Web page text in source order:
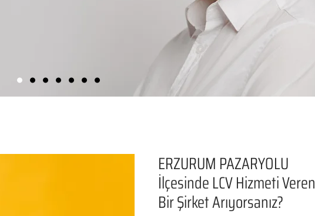
ERZURUM PAZARYOLU
İlçesinde LCV Hizmeti Veren
Bir Şirket Arıyorsanız?